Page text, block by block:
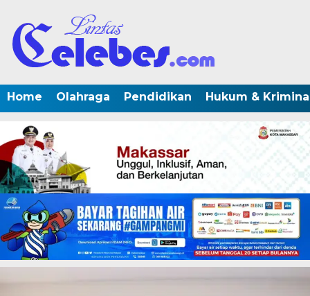
Home Olahraga Pendidikan Hukum &